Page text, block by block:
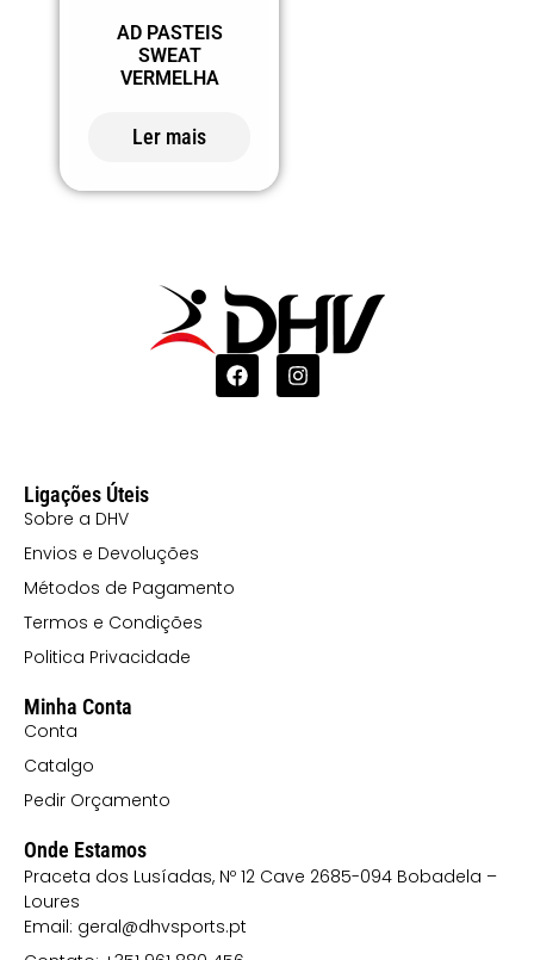
AD PASTEIS
SWEAT
VERMELHA
Ler mais
Ligações Úteis
Sobre a DHV
Envios e Devoluções
Métodos de Pagamento
Termos e Condições
Politica Privacidade
Minha Conta
Conta
Catalgo
Pedir Orçamento
Onde Estamos
Praceta dos Lusíadas, Nº 12 Cave 2685-094 Bobadela –
Loures
Email: geral@dhvsports.pt